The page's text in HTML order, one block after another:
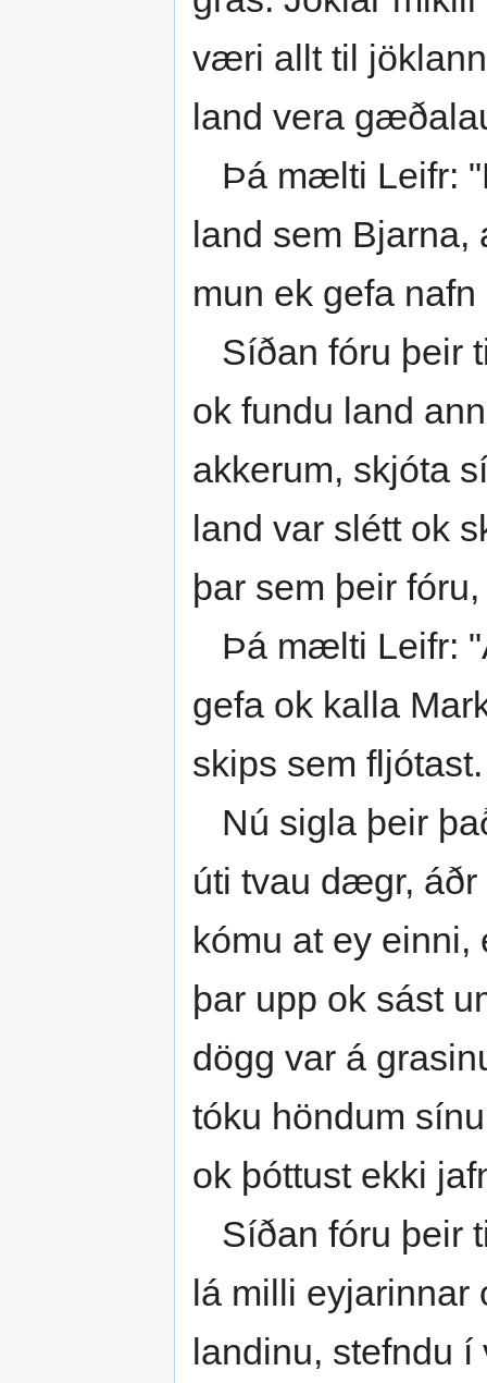
væri allt til
land vera
Þá mælti Leifr:
land sem
mun ek gefa
Síðan fóru þeir
ok fundu land
akkerum, skjóta
land var slétt ok
þar sem þeir
Þá mælti Leifr:
gefa ok kalla
skips sem fljótast.
Nú sigla þeir
úti tvau dægr,
kómu at ey
þar upp ok sást
dögg var á
tóku höndum
ok þóttust ekki
Síðan fóru þeir
lá milli
landinu, stefndu